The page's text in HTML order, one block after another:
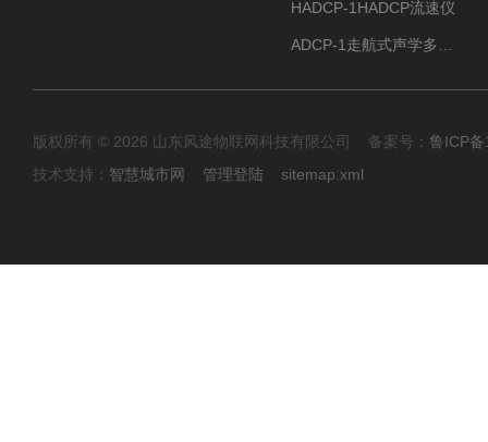
HADCP-1HADCP流速仪
版权所有 © 2026 山东风途物联网科技有限公司 备案号： 鲁ICP
技术支持： 智慧城市网 管理登陆 sitemap.xml